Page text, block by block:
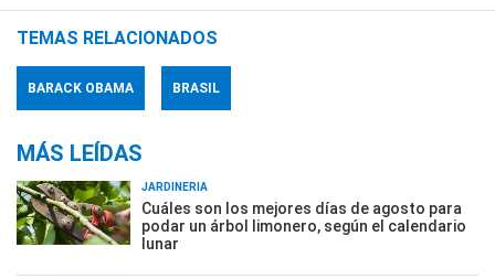
TEMAS RELACIONADOS
BARACK OBAMA BRASIL
MÁS LEÍDAS
JARDINERÍA
Cuáles son los mejores días de agosto para
podar un árbol limonero, según el calendario
lunar